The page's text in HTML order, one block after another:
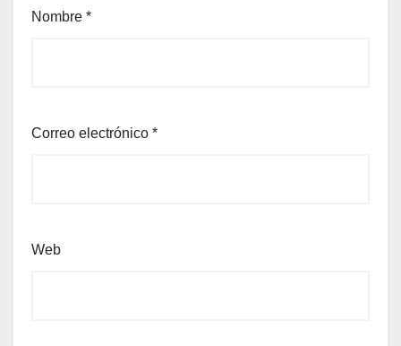
Nombre *
Correo electrónico *
Web